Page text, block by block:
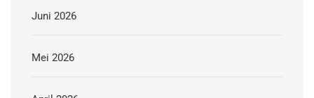
Juni 2026
Mei 2026